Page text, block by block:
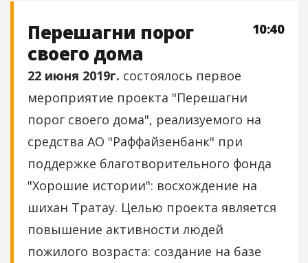
10:40
Перешагни порог
своего дома
22 июня 2019г. состоялось первое
мероприятие проекта "Перешагни
порог своего дома", реализуемого на
средства АО "Раффайзенбанк" при
поддержке благотворительного фонда
"Хорошие истории": восхождение на
шихан Тратау. Целью проекта является
повышение активности людей
пожилого возраста: создание на базе